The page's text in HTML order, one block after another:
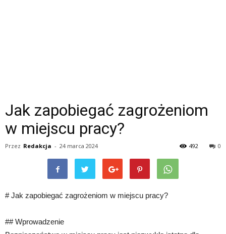
Jak zapobiegać zagrożeniom
w miejscu pracy?
Przez Redakcja - 24 marca 2024 0
492
# Jak zapobiegać zagrożeniom w miejscu pracy?
## Wprowadzenie